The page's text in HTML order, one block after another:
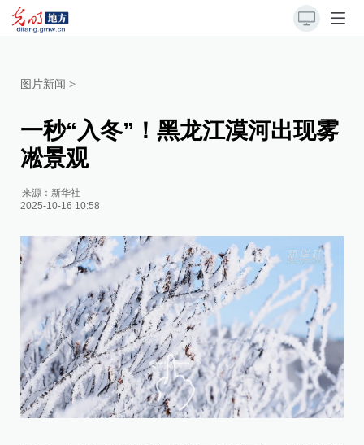
图片新闻 >
一秒“入冬”！黑龙江漠河出现雾
凇景观
来源： 新华社
2025-10-16 10:58